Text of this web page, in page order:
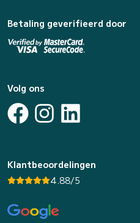
Betaling geverifieerd door
Volg ons
Klantbeoordelingen
4.88/5